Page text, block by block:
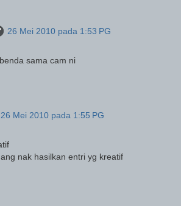
26 Mei 2010 pada 1:53 PG
sama cam ni
26 Mei 2010 pada 1:55 PG
nak hasilkan entri yg kreatif